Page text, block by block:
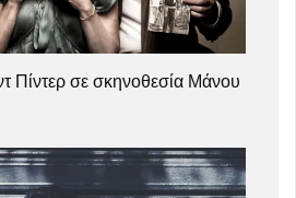
Πίντερ σε σκηνοθεσία Μάνου